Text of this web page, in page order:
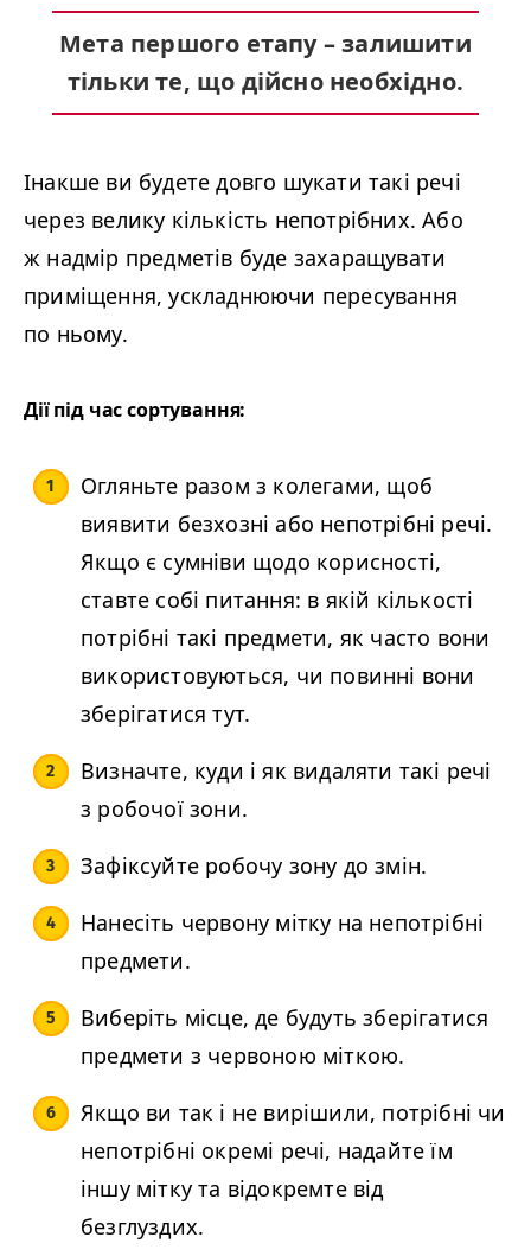
Мета першого етапу – залишити
тільки те, що дійсно необхідно.
Інакше ви будете довго шукати такі речі
через велику кількість непотрібних. Або
ж надмір предметів буде захаращувати
приміщення, ускладнюючи пересування
по ньому.
Дії під час сортування:
Огляньте разом з колегами, щоб
виявити безхозні або непотрібні речі.
Якщо є сумніви щодо корисності,
ставте собі питання: в якій кількості
потрібні такі предмети, як часто вони
використовуються, чи повинні вони
зберігатися тут.
Визначте, куди і як видаляти такі речі
з робочої зони.
Зафіксуйте робочу зону до змін.
Нанесіть червону мітку на непотрібні
предмети.
Виберіть місце, де будуть зберігатися
предмети з червоною міткою.
Якщо ви так і не вирішили, потрібні чи
непотрібні окремі речі, надайте їм
іншу мітку та відокремте від
безглуздих.